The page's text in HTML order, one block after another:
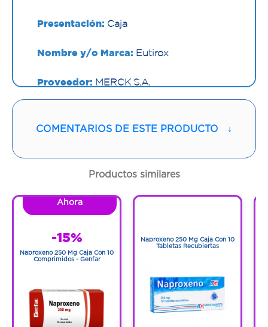
Presentación: Caja
Nombre y/o Marca: Eutirox
Proveedor: MERCK S.A.
50 Tabletas
Código:1216993
COMENTARIOS DE ESTE PRODUCTO ↓
Productos similares
Ahora
-15%
Naproxeno 250 Mg Caja Con 10
Comprimidos - Genfar
Naproxeno 250 Mg Caja Con 10
Tabletas Recubiertas